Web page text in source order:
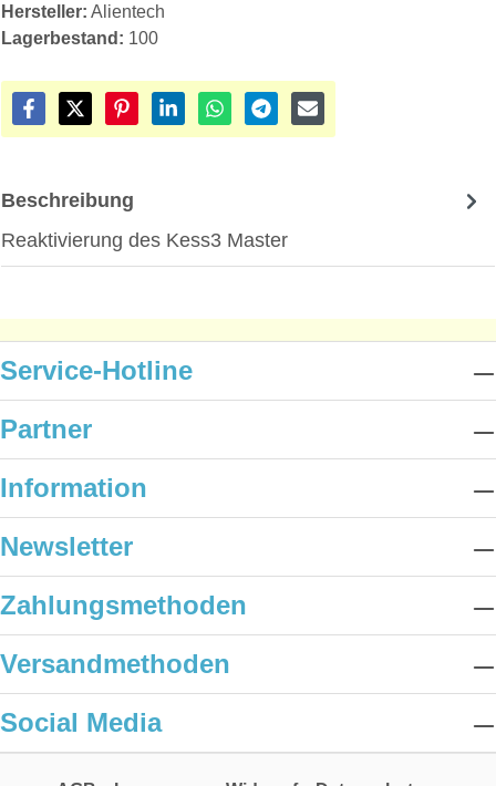
Hersteller: Alientech
Lagerbestand: 100
Beschreibung
Reaktivierung des Kess3 Master
Service-Hotline
Partner
Information
Newsletter
Zahlungsmethoden
Versandmethoden
Social Media